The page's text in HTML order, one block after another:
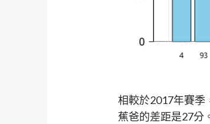
相較於2017年賽季
蕉爸的差距是27分